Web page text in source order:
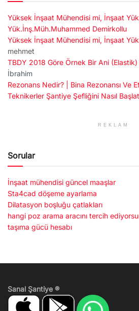
Yüksek İnşaat Mühendisi mi, İnşaat
Yük.İnş.Müh.Muhammed Demirkollu
Yüksek İnşaat Mühendisi mi, İnşaat
mehmet
TBDY 2018 Göre Örnek Bir Ani (Elastik)
İbrahim
Rezonans Nedir? | Bina Rezonansı Ve
Teknikerler Şantiye Şefliğini Nasıl
REKLAM
Sorular
İnşaat mühendisi güncel maaşlar
Sta4cad döşeme ayarlama
Dilatasyon boşluğu çatlakları
hangi poz arama aracını tercih
taşıma gücü hesabı
Sanal Şantiye ®